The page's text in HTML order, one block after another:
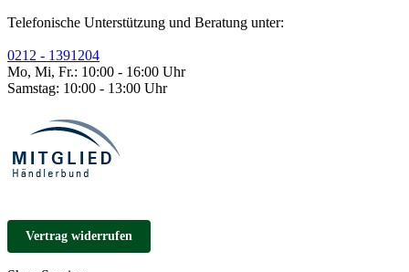
Telefonische Unterstützung und Beratung unter:
0212 - 1391204
Mo, Mi, Fr.: 10:00 - 16:00 Uhr
Samstag: 10:00 - 13:00 Uhr
Vertrag widerrufen